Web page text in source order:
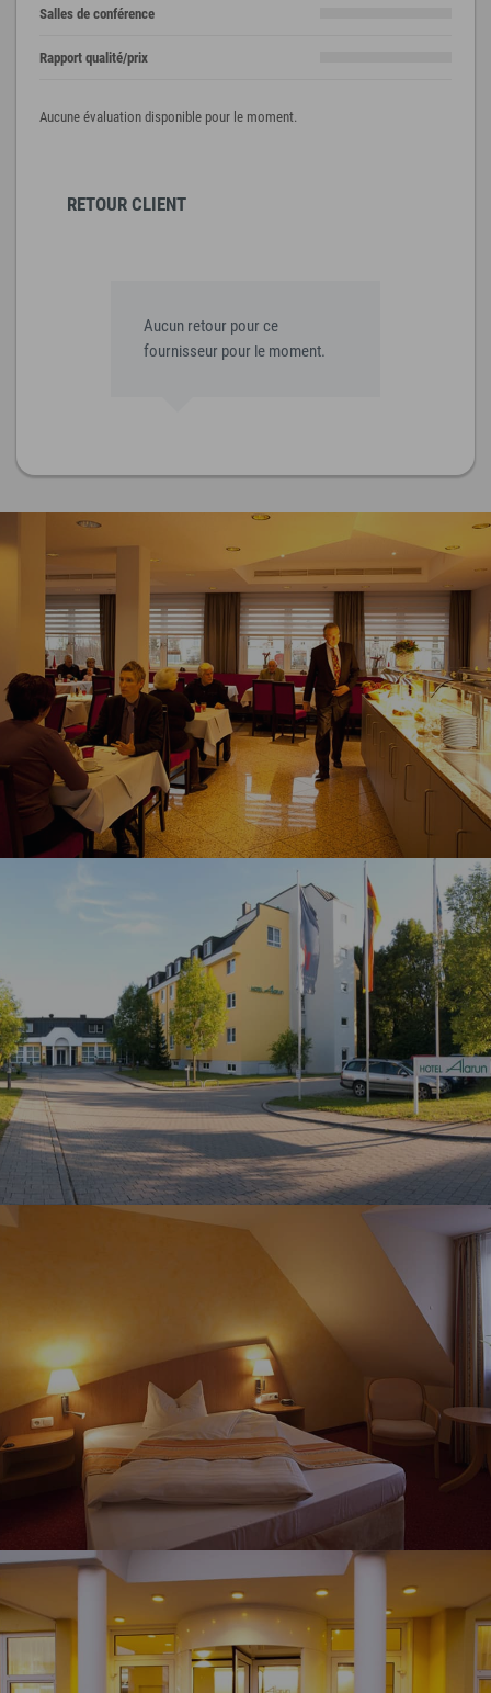
Salles de conférence
Rapport qualité/prix
Aucune évaluation disponible pour le moment.
RETOUR CLIENT
Aucun retour pour ce
fournisseur pour le moment.